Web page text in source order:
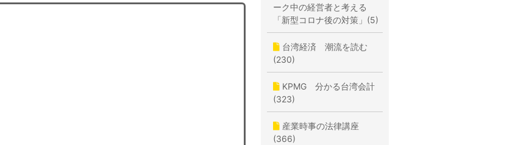
ーク中の経営者と考える
「新型コロナ後の対策」(5)
台湾経済 潮流を読む
(230)
KPMG 分かる台湾会計
(323)
産業時事の法律講座
(366)